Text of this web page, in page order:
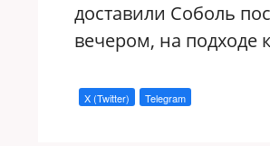
доставили Соболь
вечером, на подходе
X (Twitter) Telegram